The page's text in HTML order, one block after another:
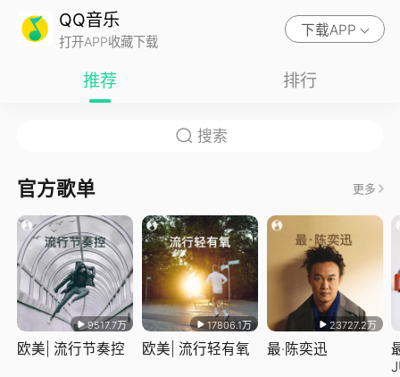
QQ音乐
打开APP收藏下载
下载APP
推荐 排行
官方歌单 更多
9517.7万
欧美| 流行节奏控
17806.1万
欧美| 流行轻有氧
23727.2万
最·陈奕迅